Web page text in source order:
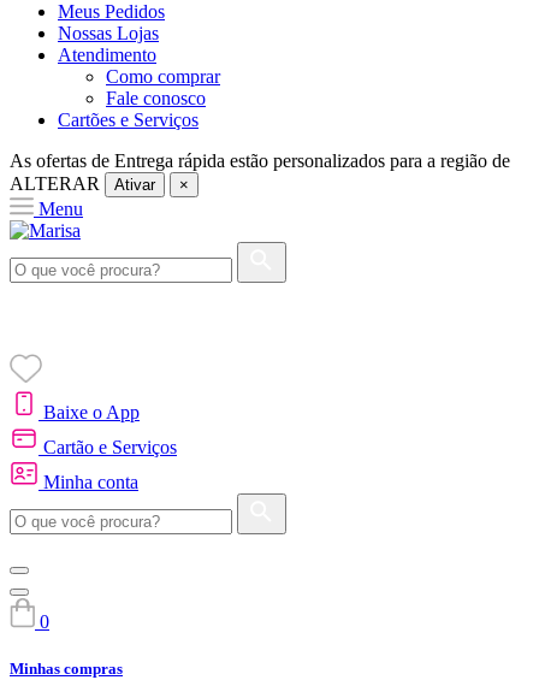
Meus Pedidos
Nossas Lojas
Atendimento
Como comprar
Fale conosco
Cartões e Serviços
As ofertas de Entrega rápida estão personalizados para a região de
ALTERAR
Ativar ×
Menu
Baixe o App
Cartão e Serviços
Minha conta
0
Minhas compras